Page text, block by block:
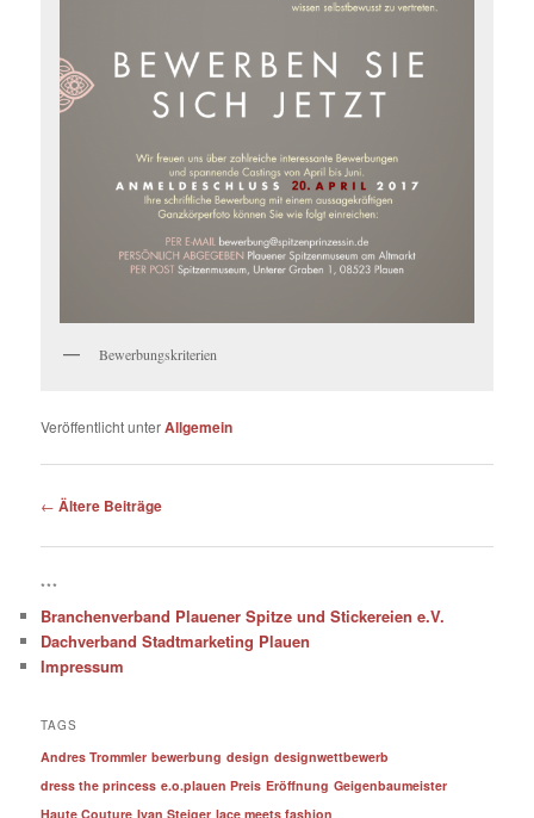
Bewerbungskriterien
Veröffentlicht unterAllgemein
Beitragsnavigation
← Ältere Beiträge
***
Branchenverband Plauener Spitze und Stickereien e.V.
Dachverband Stadtmarketing Plauen
Impressum
TAGS
Andres Trommler bewerbung design designwettbewerb
dress the princess e.o.plauen Preis Eröffnung Geigenbaumeister
Haute Couture Ivan Steiger lace meets fashion